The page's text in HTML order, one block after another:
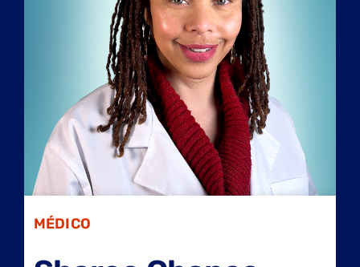
Proveedores médicos/Sharee Chance-Lawson
MÉDICO